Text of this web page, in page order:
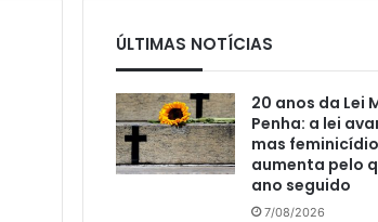
ÚLTIMAS NOTÍCIAS
20 anos da Lei
Penha: a lei
mas feminicídio
aumenta pelo
ano seguido
7/08/2026